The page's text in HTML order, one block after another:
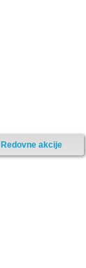
Redovne akcije